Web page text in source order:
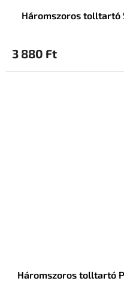
Háromszoros tolltartó
3 880 Ft
Háromszoros tolltartó